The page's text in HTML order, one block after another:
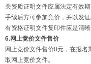
关资质证明文件应属法定有效
手续后方可参加竞价，并以发
有资格证明文件复印件应是清
6.网上竞价文件售价
网上竞价文件售价0元，在报
取网上竞价文件。